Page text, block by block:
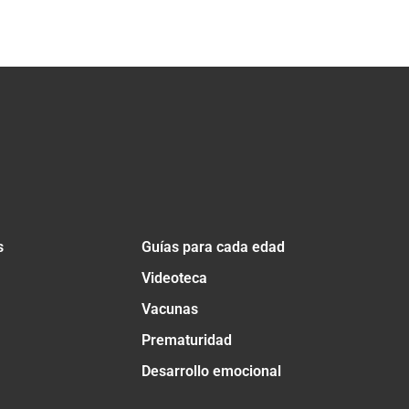
Guías para cada edad
Videoteca
Vacunas
Prematuridad
Desarrollo emocional